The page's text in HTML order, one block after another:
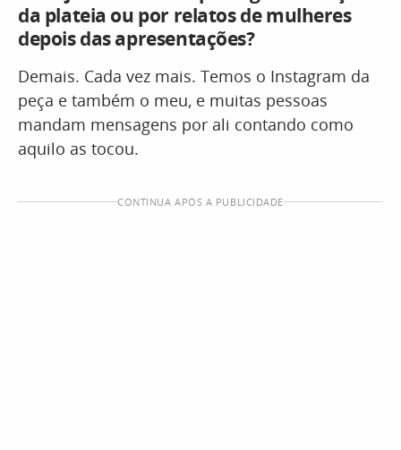
da plateia ou por relatos de mulheres
depois das apresentações?
Demais. Cada vez mais. Temos o Instagram da
peça e também o meu, e muitas pessoas
mandam mensagens por ali contando como
aquilo as tocou.
CONTINUA APÓS A PUBLICIDADE